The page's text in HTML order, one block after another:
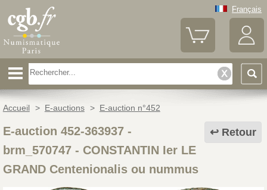
Français
Accueil > E-auctions > E-auction n°452
Retour
E-auction 452-363937 -
brm_570747- CONSTANTIN Ier LE
GRAND Centenionalis ou nummus